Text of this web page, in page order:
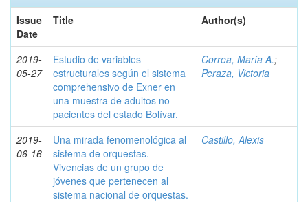
Issue
Date
Title Author(s)
2019-
05-27
Estudio de variables
estructurales según el sistema
comprehensivo de Exner en
una muestra de adultos no
pacientes del estado Bolívar.
Correa, María A.;
Peraza, Victoria
2019-
06-16
Una mirada fenomenológica al
sistema de orquestas.
Vivencias de un grupo de
jóvenes que pertenecen al
sistema nacional de orquestas.
Castillo, Alexis